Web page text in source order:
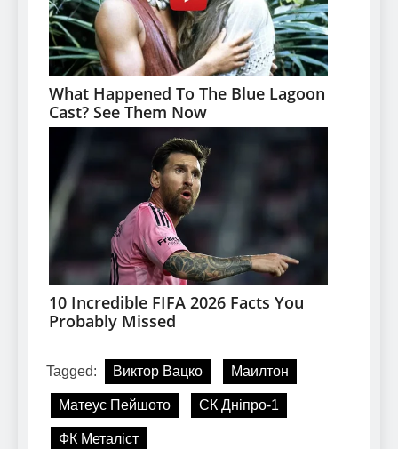
Tagged: Виктор Вацко Маилтон
Матеус Пейшото СК Дніпро-1
ФК Металіст